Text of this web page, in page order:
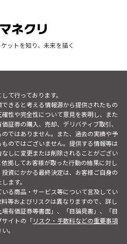
ットを知り、未来を描く
て行っております。
きると考える情報源から提供されたもの
性や完全性について意見を表明し、また
証券の購入、売却、デリバティブ取引、
ではありません。また、過去の実績や予
のではございません。提供する情報等は
しに変更または削除されることがござい
拠してお客様が取った行動の結果に対し
資にかかる最終決定は、お客様ご自身の
ます。
る商品・サービス等について言及してい
等およびリスクは異なりますので、詳し
有価証券等書面」、「目論見書」、「目
サイトの「リスク・手数料などの重要事項
。